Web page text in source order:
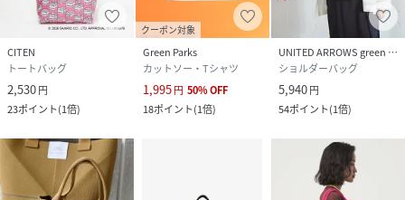
CITEN
トートバッグ
2,530円
23ポイント(1倍)
クーポン対象
Green Parks
カットソー・Tシャツ
1,995円 50%OFF
18ポイント(1倍)
UNITED ARROWS green label relaxing
ショルダーバッグ
5,940円
54ポイント(1倍)